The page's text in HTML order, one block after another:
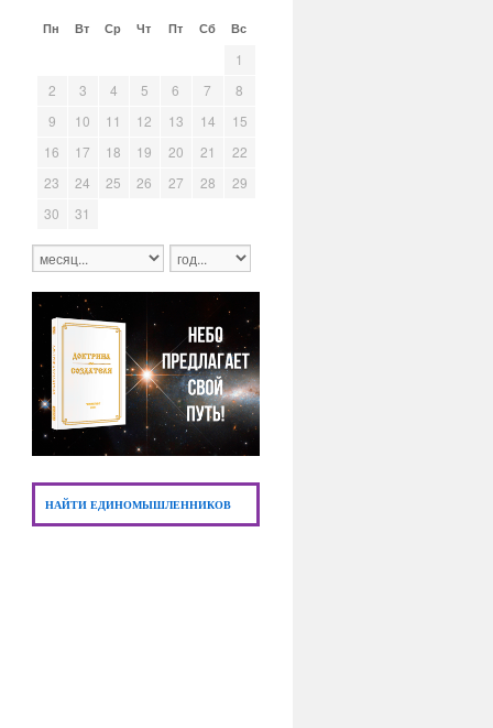
Пн Вт Ср Чт Пт Сб Вс
1
2
3 4 5 6 7
8
9
10 11 12 13 14
15
16
17 18 19 20 21
22
23
24 25 26 27 28
29
30
31
НАЙТИ ЕДИНОМЫШЛЕННИКОВ